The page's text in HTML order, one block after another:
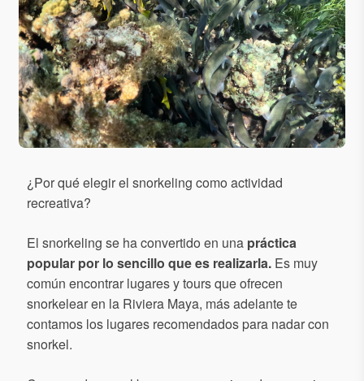
¿Por qué elegir el snorkeling como actividad
recreativa?
El snorkeling se ha convertido en una práctica
popular por lo sencillo que es realizarla. Es muy
común encontrar lugares y tours que ofrecen
snorkelear en la Riviera Maya, más adelante te
contamos los lugares recomendados para nadar con
snorkel.